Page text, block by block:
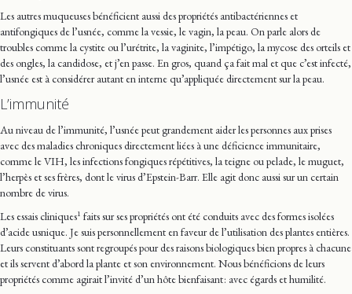
Les autres muqueuses bénéficient aussi des propriétés antibactériennes et
antifongiques de l’usnée, comme la vessie, le vagin, la peau. On parle alors de
troubles comme la cystite ou l’urétrite, la vaginite, l’impétigo, la mycose des orteils et
des ongles, la candidose, et j’en passe. En gros, quand ça fait mal et que c’est infecté,
l’usnée est à considérer autant en interne qu’appliquée directement sur la peau.
L’immunité
Au niveau de l’immunité, l’usnée peut grandement aider les personnes aux prises
avec des maladies chroniques directement liées à une déficience immunitaire,
comme le VIH, les infections fongiques répétitives, la teigne ou pelade, le muguet,
l’herpès et ses frères, dont le virus d’Epstein-Barr. Elle agit donc aussi sur un certain
nombre de virus.
Les essais cliniques1 faits sur ses propriétés ont été conduits avec des formes isolées
d’acide usnique. Je suis personnellement en faveur de l’utilisation des plantes entières.
Leurs constituants sont regroupés pour des raisons biologiques bien propres à chacune
et ils servent d’abord la plante et son environnement. Nous bénéficions de leurs
propriétés comme agirait l’invité d’un hôte bienfaisant : avec égards et humilité.